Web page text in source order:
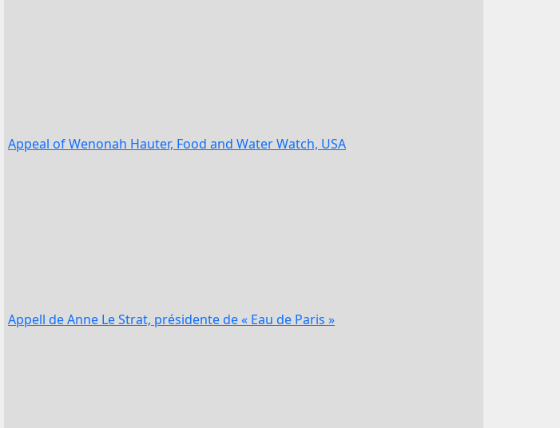
Appeal of Wenonah Hauter, Food and Water Watch, USA
Appell de Anne Le Strat, présidente de « Eau de Paris »